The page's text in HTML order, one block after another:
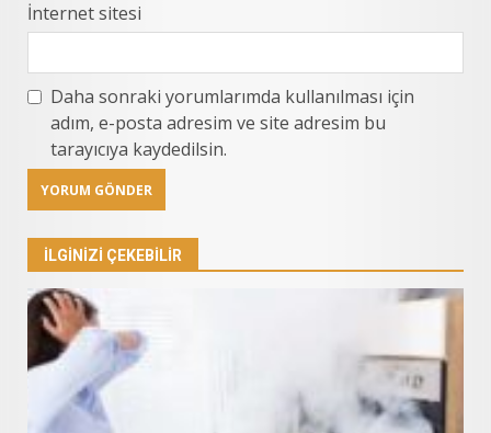
İnternet sitesi
Daha sonraki yorumlarımda kullanılması için
adım, e-posta adresim ve site adresim bu
tarayıcıya kaydedilsin.
İLGINIZI ÇEKEBILIR